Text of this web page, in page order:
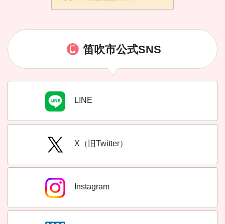
笛吹市公式SNS
LINE
X（旧Twitter）
Instagram